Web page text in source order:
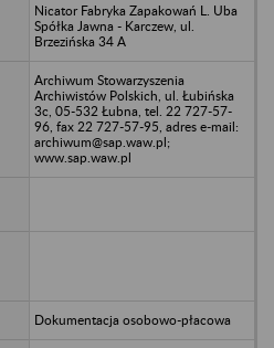
Nicator Fabryka Zapakowań L. Uba
Spółka Jawna - Karczew, ul.
Brzezińska 34 A
Archiwum Stowarzyszenia
Archiwistów Polskich, ul. Łubińska
3c, 05-532 Łubna, tel. 22 727-57-
96, fax 22 727-57-95, adres e-mail:
archiwum@sap.waw.pl;
www.sap.waw.pl
Dokumentacja osobowo-płacowa